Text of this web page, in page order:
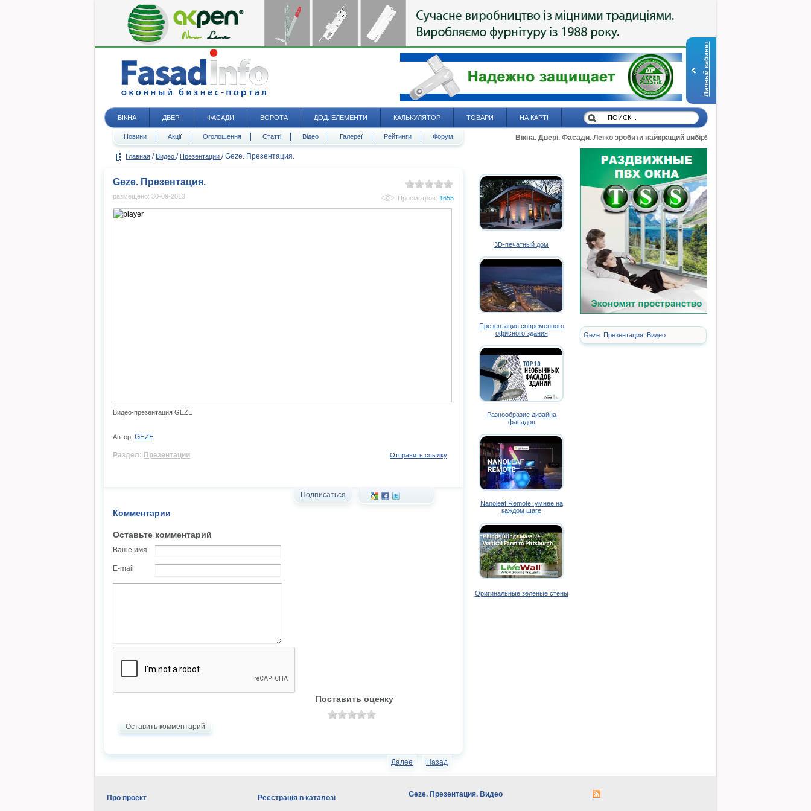
Личный кабинет
ВІКНА ДВЕРІ ФАСАДИ ВОРОТА ДОД. ЕЛЕМЕНТИ КАЛЬКУЛЯТОР ТОВАРИ НА КАРТІ
Новини Акції Оголошення Статті Відео Галереї Рейтинги Форум Вікна. Двері. Фасади. Легко зробити найкращий вибір!
Главная / Видео / Презентации / Geze. Презентация.
Geze. Презентация.
размещено: 30-09-2013 Просмотров: 1655
Видео-презентация GEZE
Автор: GEZE
Раздел: Презентации Отправить ссылку
Подписаться
Комментарии
Оставьте комментарий
Ваше имя
E-mail
Поставить оценку
Оставить комментарий
Назад
Далее
3D-печатный дом
Презентация современного
офисного здания
Разнообразие дизайна
фасадов
Nanoleaf Remote: умнее на
каждом шаге
Оригинальные зеленые стены
Geze. Презентация. Видео
Про проект
Реєстрація в каталозі
Geze. Презентация. Видео